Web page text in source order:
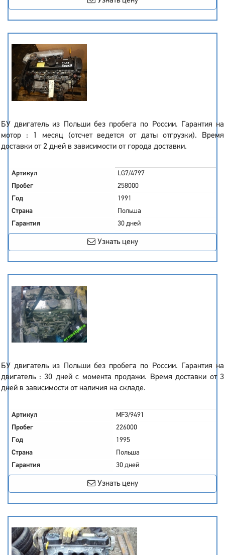
БУ двигатель из Польши без пробега по России. Гарантия на
мотор : 1 месяц (отсчет ведется от даты отгрузки). Время
доставки от 2 дней в зависимости от города доставки.
Артикул
LG7/4797
Пробег
258000
Год
1991
Страна
Польша
Гарантия
30 дней
Узнать цену
БУ двигатель из Польши без пробега по России. Гарантия на
двигатель : 30 дней с момента продажи. Время доставки от 3
дней в зависимости от наличия на складе.
Артикул
MF3/9491
Пробег
226000
Год
1995
Страна
Польша
Гарантия
30 дней
Узнать цену